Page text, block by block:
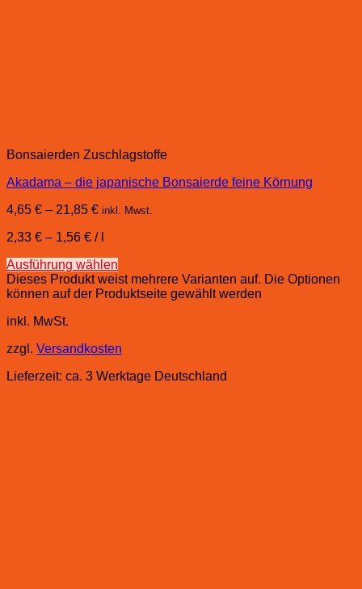
Bonsaierden Zuschlagstoffe
Akadama – die japanische Bonsaierde feine Körnung
4,65 € – 21,85 € inkl. Mwst.
2,33 € – 1,56 € /
Ausführung wählen
Dieses Produkt weist mehrere Varianten auf. Die Optionen
können auf der Produktseite gewählt werden
inkl. MwSt.
zzgl. Versandkosten
Lieferzeit: ca. 3 Werktage Deutschland